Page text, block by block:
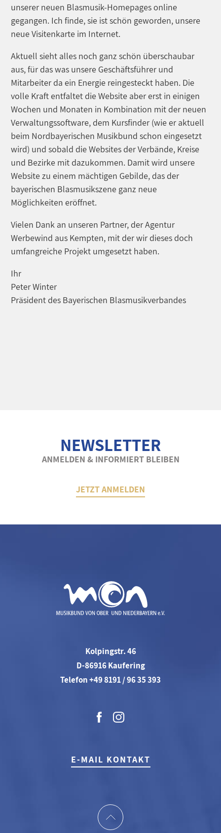
unserer neuen Blasmusik-Homepages online
gegangen. Ich finde, sie ist schön geworden, unsere
neue Visitenkarte im Internet.
Aktuell sieht alles noch ganz schön überschaubar
aus, für das was unsere Geschäftsführer und
Mitarbeiter da ein Energie reingesteckt haben. Die
volle Kraft entfaltet die Website aber erst in einigen
Wochen und Monaten in Kombination mit der neuen
Verwaltungssoftware, dem Kursfinder (wie er aktuell
beim Nordbayerischen Musikbund schon eingesetzt
wird) und sobald die Websites der Verbände, Kreise
und Bezirke mit dazukommen. Damit wird unsere
Website zu einem mächtigen Gebilde, das der
bayerischen Blasmusikszene ganz neue
Möglichkeiten eröffnet.
Vielen Dank an unseren Partner, der Agentur
Werbewind aus Kempten, mit der wir dieses doch
umfangreiche Projekt umgesetzt haben.
Ihr
Peter Winter
Präsident des Bayerischen Blasmusikverbandes
NEWSLETTER
ANMELDEN & INFORMIERT BLEIBEN
JETZT ANMELDEN
Kolpingstr. 46
D-86916 Kaufering
Telefon +49 8191 / 96 35 393
E-MAIL KONTAKT